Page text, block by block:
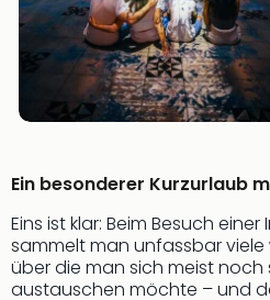
Ein besonderer Kurzurlaub
Eins ist klar: Beim Besuch
sammelt man unfassbar viele
über die man sich meist
austauschen möchte – und